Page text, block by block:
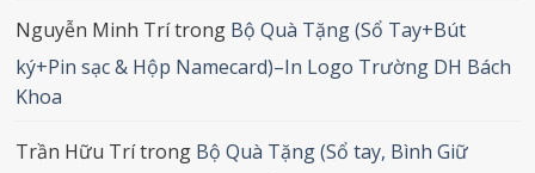
Nguyễn Minh Trítrong Bộ Quà Tặng (Sổ Tay+Bút
ký+Pin sạc & Hộp Namecard)–In Logo Trường DH Bách
Khoa
Trần Hữu Trítrong Bộ Quà Tặng (Sổ tay, Bình Giữ